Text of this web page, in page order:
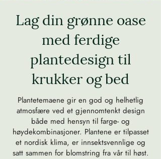
Lag din grønne oase
med ferdige
plantedesign til
krukker og bed
Plantetemaene gir en god og helhetlig
atmosfære ved et gjennomtenkt design
både med hensyn til farge- og
høydekombinasjoner. Plantene er tilpasset
et nordisk klima, er innsektsvennlige og
satt sammen for blomstring fra vår til høst.